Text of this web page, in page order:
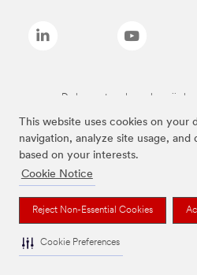
This website uses cookies on your
navigation, analyze site usage,
based on your interests.
Cookie Notice
Reject Non-Essential Cookies
Cookie Preferences
De bovenstaande merken zijn